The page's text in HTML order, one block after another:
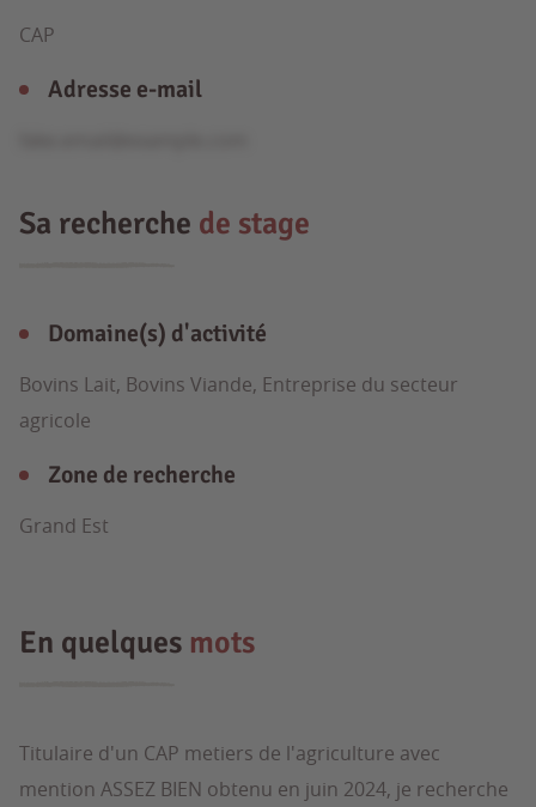
CAP
Adresse e-mail
Sa recherche de stage
Domaine(s) d'activité
Bovins Lait, Bovins Viande, Entreprise du secteur
agricole
Zone de recherche
Grand Est
En quelques mots
Titulaire d'un CAP metiers de l'agriculture avec
mention ASSEZ BIEN obtenu en juin 2024, je recherche